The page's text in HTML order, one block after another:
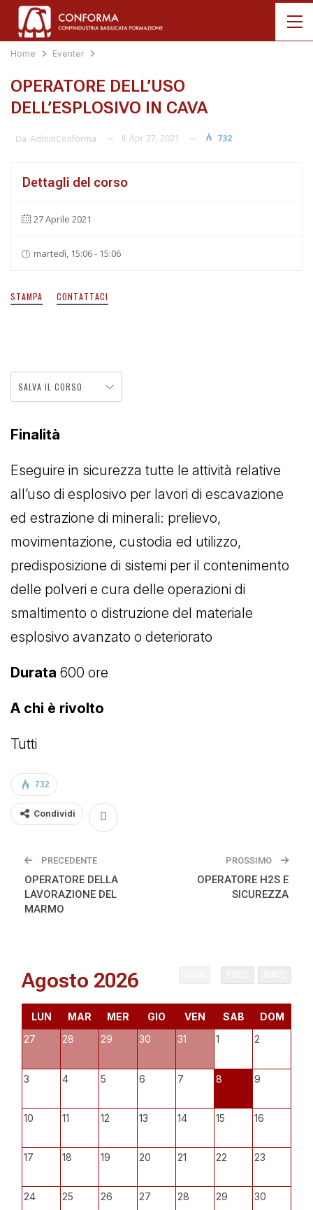
Home Eventer
OPERATORE DELL’USO
DELL’ESPLOSIVO IN CAVA
Da AdminConforma Il Apr 27, 2021 732
Dettagli del corso
27 Aprile 2021
martedì, 15:06 - 15:06
STAMPA CONTATTACI
SALVA IL CORSO
Finalità
Eseguire in sicurezza tutte le attività relative
all’uso di esplosivo per lavori di escavazione
ed estrazione di minerali: prelievo,
movimentazione, custodia ed utilizzo,
predisposizione di sistemi per il contenimento
delle polveri e cura delle operazioni di
smaltimento o distruzione del materiale
esplosivo avanzato o deteriorato
Durata 600 ore
A chi è rivolto
Tutti
732
Condividi
PRECEDENTE
OPERATORE DELLA
LAVORAZIONE DEL
MARMO
PROSSIMO
OPERATORE H2S E
SICUREZZA
Agosto 2026
LUN MAR MER GIO VEN SAB
DOM
27
28 29 30 31 1 2
3 4 5 6 7 8 9
10 11 12 13 14 15 16
17 18 19 20 21 22 23
24 25 26 27 28 29 30